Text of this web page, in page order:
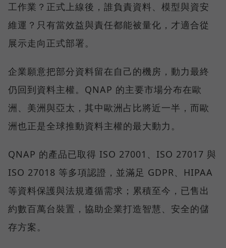
工作業？正式上線後，誰負責資料、模型與資安
維運？只有當效益與責任都能被量化，才適合從
展示走向正式部署。
企業願意把部分資料留在自己的機房，動力最終
仍回到資料主權。QNAP 的主要市場分布在歐
洲、美洲與亞太，其中歐洲占比將近一半，而歐
洲也正是全球推動資料主權的最大動力。
QNAP 的產品已取得 ISO 27001、ISO 27017 與
ISO 27018 等多項認證，並滿足 GDPR、HIPAA
等資料保護與法規遵循需求；累積至今，已售出
約數百萬台裝置，協助企業打造智慧、安全的儲
存方案。